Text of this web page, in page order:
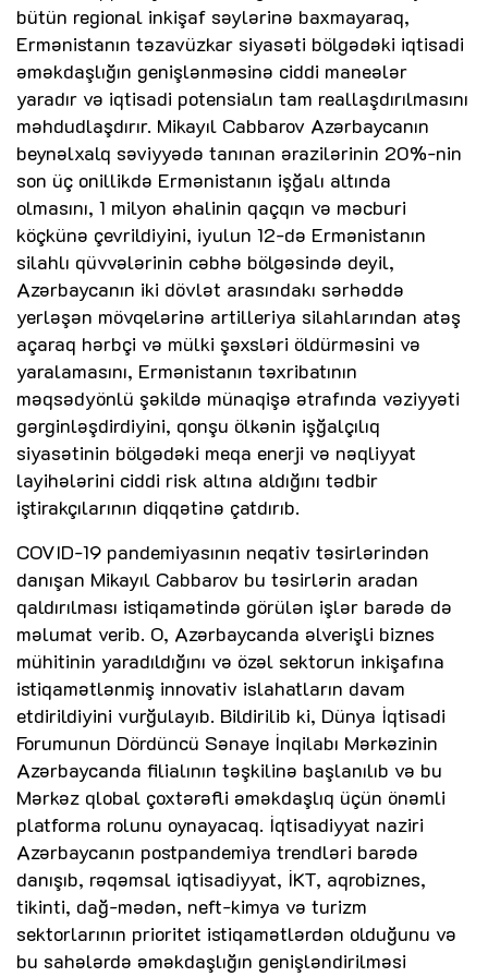
bütün regional inkişaf səylərinə baxmayaraq,
Ermənistanın təzavüzkar siyasəti bölgədəki iqtisadi
əməkdaşlığın genişlənməsinə ciddi maneələr
yaradır və iqtisadi potensialın tam reallaşdırılmasını
məhdudlaşdırır. Mikayıl Cabbarov Azərbaycanın
beynəlxalq səviyyədə tanınan ərazilərinin 20%-nin
son üç onillikdə Ermənistanın işğalı altında
olmasını, 1 milyon əhalinin qaçqın və məcburi
köçkünə çevrildiyini, iyulun 12-də Ermənistanın
silahlı qüvvələrinin cəbhə bölgəsində deyil,
Azərbaycanın iki dövlət arasındakı sərhəddə
yerləşən mövqelərinə artilleriya silahlarından atəş
açaraq hərbçi və mülki şəxsləri öldürməsini və
yaralamasını, Ermənistanın təxribatının
məqsədyönlü şəkildə münaqişə ətrafında vəziyyəti
gərginləşdirdiyini, qonşu ölkənin işğalçılıq
siyasətinin bölgədəki meqa enerji və nəqliyyat
layihələrini ciddi risk altına aldığını tədbir
iştirakçılarının diqqətinə çatdırıb.
COVID-19 pandemiyasının neqativ təsirlərindən
danışan Mikayıl Cabbarov bu təsirlərin aradan
qaldırılması istiqamətində görülən işlər barədə də
məlumat verib. O, Azərbaycanda əlverişli biznes
mühitinin yaradıldığını və özəl sektorun inkişafına
istiqamətlənmiş innovativ islahatların davam
etdirildiyini vurğulayıb. Bildirilib ki, Dünya İqtisadi
Forumunun Dördüncü Sənaye İnqilabı Mərkəzinin
Azərbaycanda filialının təşkilinə başlanılıb və bu
Mərkəz qlobal çoxtərəfli əməkdaşlıq üçün önəmli
platforma rolunu oynayacaq. İqtisadiyyat naziri
Azərbaycanın postpandemiya trendləri barədə
danışıb, rəqəmsal iqtisadiyyat, İKT, aqrobiznes,
tikinti, dağ-mədən, neft-kimya və turizm
sektorlarının prioritet istiqamətlərdən olduğunu və
bu sahələrdə əməkdaşlığın genişləndirilməsi